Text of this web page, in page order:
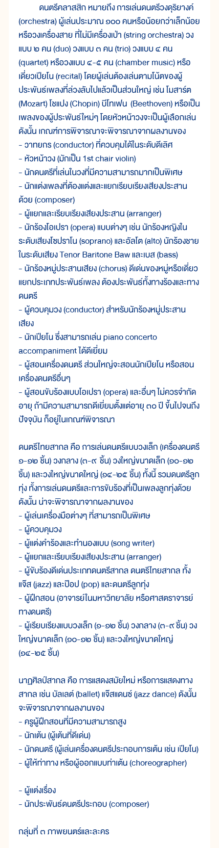
ดนตรีคลาสสิก หมายถึง การเล่นดนตรีวงดุริยางค์
(orchestra) ผู้เล่นประมาณ ๑๐๐ คนหรือน้อยกว่าเล็กน้อย
หรือวงเครื่องสาย ที่ไม่มีเครื่องเป่า (string orchestra) วง
แบบ ๒ คน (duo) วงแบบ ๓ คน (trio) วงแบบ ๔ คน
(quartet) หรือวงแบบ ๔-๕ คน (chamber music) หรือ
เดี่ยวเปียโน (recital) โดยผู้เล่นต้องเล่นตามโน้ตของผู้
ประพันธ์เพลงที่ล่วงลับไปแล้วเป็นส่วนใหญ่ เช่น โมสาร์ต
(Mozart) โชแปง (Chopin) บีโทเฟน (Beethoven) หรือเป็น
เพลงของผู้ประพันธ์ใหม่ๆ โดยหัวหน้าวงจะเป็นผู้เลือกเล่น
ดังนั้น เกณฑ์การพิจารณาจะพิจารณาจากผลงานของ
- วาทยกร (conductor) ที่ควบคุมได้ในระดับดีเลิศ
- หัวหน้าวง (มักเป็น 1st chair violin)
- นักดนตรีที่เล่นในวงที่มีความสามารถมากเป็นพิเศษ
- นักแต่งเพลงที่ต้องแต่งและแยกเรียบเรียงเสียงประสาน
ด้วย (composer)
- ผู้แยกและเรียบเรียงเสียงประสาน (arranger)
- นักร้องโอเปรา (opera) แบบต่างๆ เช่น นักร้องหญิงใน
ระดับเสียงโซปราโน (soprano) และอัลโต (alto) นักร้องชาย
ในระดับเสียง Tenor Baritone Baw และเบส (bass)
- นักร้องหมู่ประสานเสียง (chorus) ดีเด่นของหมู่หรือเดี่ยว
แยกประเภทประพันธ์เพลง ต้องประพันธ์ทั้งทางร้องและทาง
ดนตรี
- ผู้ควบคุมวง (conductor) สำหรับนักร้องหมู่ประสาน
เสียง
- นักเปียโน ซึ่งสามารถเล่น piano concerto
accompaniment ได้ดีเยี่ยม
- ผู้สอนเครื่องดนตรี ส่วนใหญ่จะสอนนักเปียโน หรือสอน
เครื่องดนตรีอื่นๆ
- ผู้สอนขับร้องแบบโอเปรา (opera) และอื่นๆ ไม่ควรจำกัด
อายุ ถ้ามีความสามารถดีเยี่ยมตั้งแต่อายุ ๓๐ ปี ขึ้นไปจนถึง
ปัจจุบัน ก็อยู่ในเกณฑ์พิจารณา
ดนตรีไทยสากล คือ การเล่นดนตรีแบบวงเล็ก (เครื่องดนตรี
๑-๑๒ ชิ้น) วงกลาง (๓-๙ ชิ้น) วงใหญ่ขนาดเล็ก (๑๐-๑๒
ชิ้น) และวงใหญ่ขนาดใหญ่ (๑๔-๒๕ ชิ้น) ทั้งนี้ รวมดนตรีลูก
ทุ่ง ทั้งการเล่นดนตรีและการขับร้องที่เป็นเพลงลูกทุ่งด้วย
ดังนั้น น่าจะพิจารณาจากผลงานของ
- ผู้เล่นเครื่องมือต่างๆ ที่สามารถเป็นพิเศษ
- ผู้ควบคุมวง
- ผู้แต่งคำร้องและทำนองแบบ (song writer)
- ผู้แยกและเรียบเรียงเสียงประสาน (arranger)
- ผู้ขับร้องดีเด่นประเภทดนตรีสากล ดนตรีไทยสากล ทั้ง
แจ๊ส (jazz) และป๊อป (pop) และดนตรีลูกทุ่ง
- ผู้ฝึกสอน (อาจารย์ในมหาวิทยาลัย หรือศาสตราจารย์
ทางดนตรี)
- ผู้เรียบเรียงแบบวงเล็ก (๑-๑๒ ชิ้น) วงกลาง (๓-๙ ชิ้น) วง
ใหญ่ขนาดเล็ก (๑๐-๑๒ ชิ้น) และวงใหญ่ขนาดใหญ่
(๑๔-๒๕ ชิ้น)
นาฏศิลป์สากล คือ การแสดงสมัยใหม่ หรือการแสดงทาง
สากล เช่น บัลเลต์ (ballet) แจ๊สแดนซ์ (jazz dance) ดังนั้น
จะพิจารณาจากผลงานของ
- ครูผู้ฝึกสอนที่มีความสามารถสูง
- นักเต้น (ผู้เต้นที่ดีเด่น)
- นักดนตรี (ผู้เล่นเครื่องดนตรีประกอบการเต้น เช่น เปียโน)
- ผู้ให้ท่าทาง หรือผู้ออกแบบท่าเต้น (choreographer)
- ผู้แต่งเรื่อง
- นักประพันธ์ดนตรีประกอบ (composer)
กลุ่มที่ ๓ ภาพยนตร์และละคร